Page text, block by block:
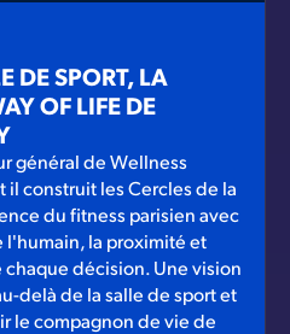
DE SPORT, LA
OF LIFE DE
général de Wellness
construit les Cercles de la
du fitness parisien avec
la proximité et
décision. Une vision
delà de la salle de sport et
le compagnon de vie de